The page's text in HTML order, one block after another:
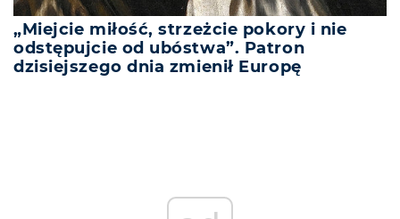
„Miejcie miłość, strzeżcie pokory i nie
odstępujcie od ubóstwa”. Patron
dzisiejszego dnia zmienił Europę